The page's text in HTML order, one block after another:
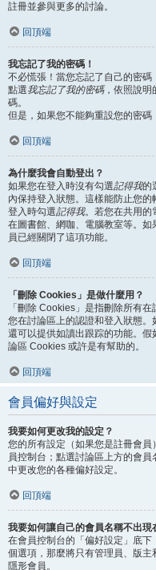
註冊並參與更多的討論。
回頂端
我忘記了我的密碼！
不必慌張！當您忘記了自己的密碼
點選我忘記了我的密碼，依照說明
碼。
但是，如果您不能夠重設您的密碼
回頂端
為什麼我會自動登出？
如果您在登入時沒有勾選記得我的
內保持登入狀態。這樣能防止您
登入時勾選記得我。若您在共用的
在圖書館、網咖、電腦教室等。
員已經關閉了這項功能。
回頂端
「刪除 Cookies」是做什麼用？
「刪除 Cookies」是指刪除所有
您在討論區上的認證和登入狀態
還可以提供如讀出跟踪的功能。
論區 Cookies 或許是有幫助的。
回頂端
會員偏好與設定
我要如何更改我的設定？
您的所有設定（如果您是註冊會
員控制台；點選討論區上方的會
中更改您的各種偏好設定。
回頂端
我要如何讓自己的會員名稱不出現
在會員控制台的「偏好設定」底下
個選項，那麼將只有管理員、版
隱形會員。